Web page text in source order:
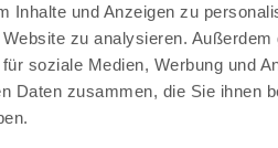
Inhalte und Anzeigen zu
zu analysieren.
soziale Medien, Werbung und
Daten zusammen, die Sie ihnen